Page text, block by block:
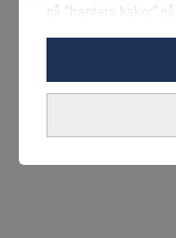
på “hantera kakor”
Du kan fördjupa
Vi använder
Nödvändiga